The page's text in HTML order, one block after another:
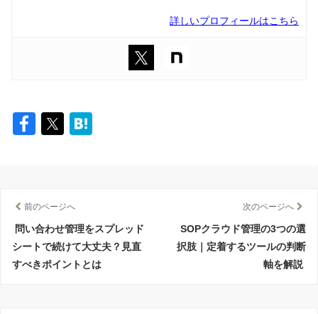
詳しいプロフィールはこちら
前のページへ
問い合わせ管理をスプレッド
シートで続けて大丈夫？見直
すべきポイントとは
次のページへ
SOPクラウド管理の3つの選
択肢｜定着するツールの判断
軸を解説